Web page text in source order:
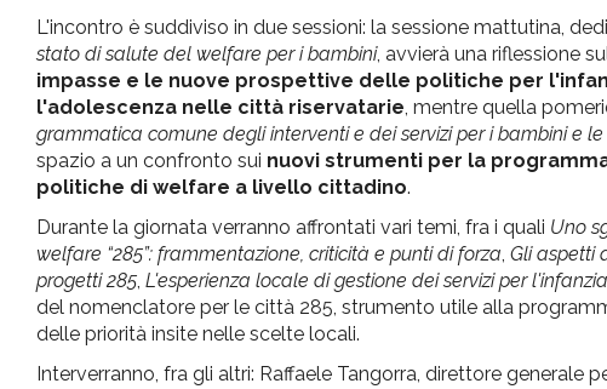
L'incontro è suddiviso in due sessioni: la sessione mattutina,
stato di salute del welfare per i bambini, avvierà una riflessione
impasse e le nuove prospettive delle politiche per
l'adolescenza nelle città riservatarie , mentre quella
grammatica comune degli interventi e dei servizi per i bambini e
spazio a un confronto sui nuovi strumenti per la
politiche di welfare a livello cittadino.
Durante la giornata verranno affrontati vari temi, fra i quali Uno
welfare “285”: frammentazione, criticità e punti di forza Gli aspetti
progetti 285 L'esperienza locale di gestione dei servizi per
del nomenclatore per le città 285, strumento utile alla
delle priorità insite nelle scelte locali.
Interverranno, fra gli altri: Raffaele Tangorra, direttore generale